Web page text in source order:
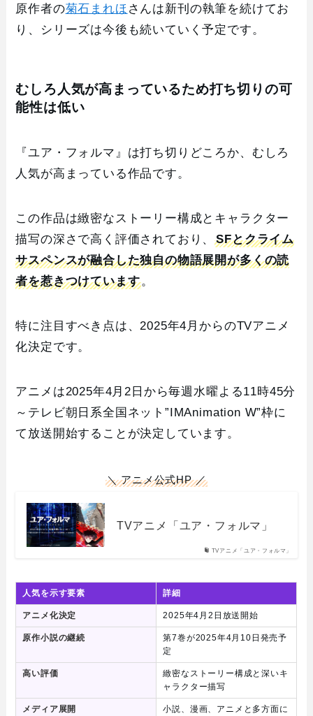
原作者の菊石まれほ さんは新刊の執筆を続けてお
り、シリーズは今後も続いていく予定です。
むしろ人気が高まっているため打ち切りの可
能性は低い
『ユア・フォルマ』は打ち切りどころか、むしろ
人気が高まっている作品です。
この作品は緻密なストーリー構成とキャラクター
描写の深さで高く評価されており、SFとクライム
サスペンスが融合した独自の物語展開が多くの読
者を惹きつけています。
特に注目すべき点は、2025年4月からのTVアニメ
化決定です。
アニメは2025年4月2日から毎週水曜よる11時45分
～テレビ朝日系全国ネット”IMAnimation W”枠に
て放送開始することが決定しています。
＼ アニメ公式HP ／
TVアニメ「ユア・フォルマ」
TVアニメ「ユア・フォルマ」
人気を示す要素 詳細
アニメ化決定 2025年4月2日放送開始
原作小説の継続
第7巻が2025年4月10日発売予
定
高い評価
緻密なストーリー構成と深いキ
ャラクター描写
メディア展開
小説、漫画、アニメと多方面に